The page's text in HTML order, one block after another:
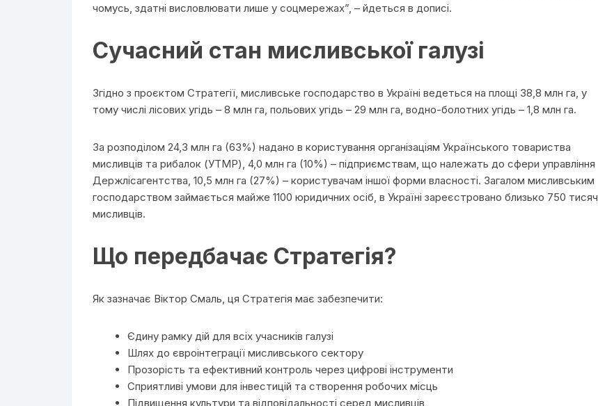
чомусь, здатні висловлювати лише у соцмережах”, – йдеться в дописі.
Сучасний стан мисливської галузі
Згідно з проєктом Стратегії, мисливське господарство в Україні ведеться на площі 38,8 млн га, у
тому числі лісових угідь – 8 млн га, польових угідь – 29 млн га, водно-болотних угідь – 1,8 млн га.
За розподілом 24,3 млн га (63%) надано в користування організаціям Українського товариства
мисливців та рибалок (УТМР), 4,0 млн га (10%) – підприємствам, що належать до сфери управління
Держлісагентства, 10,5 млн га (27%) – користувачам іншої форми власності. Загалом мисливським
господарством займається майже 1100 юридичних осіб, в Україні зареєстровано близько 750 тисяч
мисливців.
Що передбачає Стратегія?
Як зазначає Віктор Смаль, ця Стратегія має забезпечити:
Єдину рамку дій для всіх учасників галузі
Шлях до євроінтеграції мисливського сектору
Прозорість та ефективний контроль через цифрові інструменти
Сприятливі умови для інвестицій та створення робочих місць
Підвищення культури та відповідальності серед мисливців